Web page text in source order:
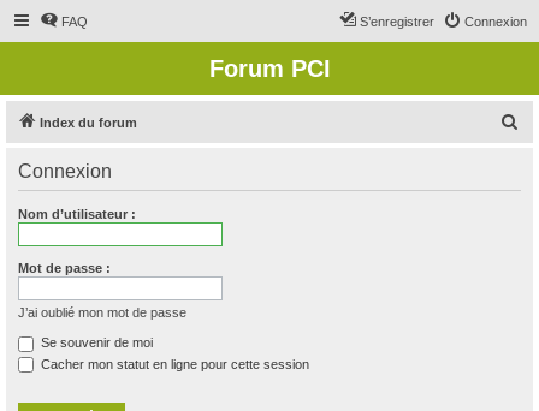
FAQ Connexion
S’enregistrer
Forum PCI
Index du forum
Connexion
Nom d’utilisateur :
Mot de passe :
J’ai oublié mon mot de passe
Se souvenir de moi
Cacher mon statut en ligne pour cette session